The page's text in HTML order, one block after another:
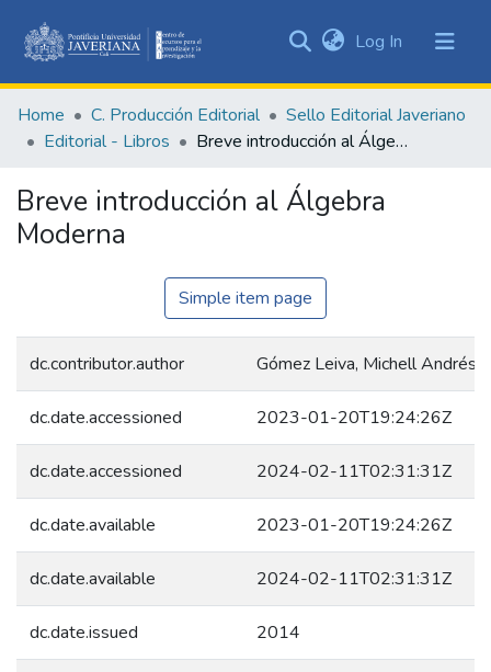
&
Collections
Statistics
Log In (current)
Home C. Producción Editorial
Sello Editorial Javeriano
Editorial - Libros
Breve introducción al Álgebra Moderna
Breve introducción al Álgebra
Moderna
Simple item page
dc.contributor.author Gómez Leiva, Michell Andrés
dc.date.accessioned 2023-01-20T19:24:26Z
dc.date.accessioned 2024-02-11T02:31:31Z
dc.date.available 2023-01-20T19:24:26Z
dc.date.available 2024-02-11T02:31:31Z
dc.date.issued 2014